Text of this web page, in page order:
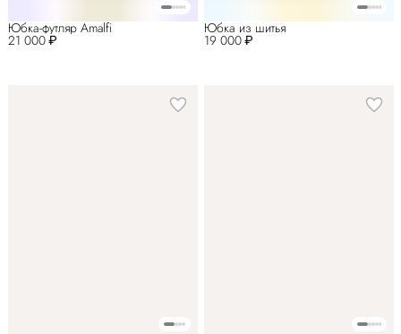
21 000 ₽
Юбка-футляр Amalfi
19 000 ₽
Юбка из шитья